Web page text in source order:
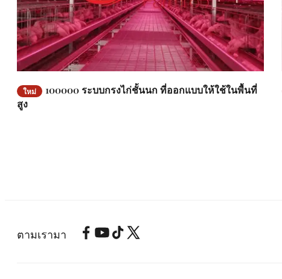
ใหม่
100000 ระบบกรงไก่ชั้นนก ที่ออกแบบให้ใช้ในพื้นที่
สูง
ตามเรามา